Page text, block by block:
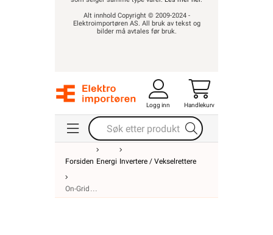
Forsiden Energi Invertere / Vekselrettere
On-Grid